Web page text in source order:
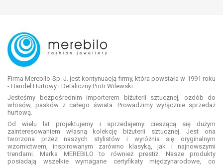
Firma Merebilo Sp. J. jest kontynuacją firmy, która powstała w 1991 roku
- Handel Hurtowy i Detaliczny Piotr Wilewski.
Jesteśmy bezpośrednim importerem biżuterii sztucznej, ozdób do
włosów, pasków z całego świata. Prowadzimy wyłącznie sprzedaż
hurtową.
Od wielu lat projektujemy i sprzedajemy cieszącą się dużym
zainteresowaniem własną kolekcję biżuterii sztucznej. Jest ona
tworzona przez naszych stylistów i wyróżnia się oryginalnym
wzornictwem, inspirowanym zarówno klasyką, jak i najnowszymi
trendami. Marka MEREBILO to również prestiż. Nasze produkty
posiadają wszelkie wymagane certyfikaty międzynarodowe, co